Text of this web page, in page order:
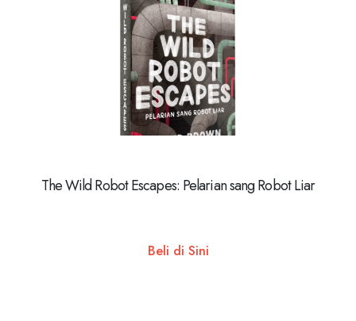
The Wild Robot Escapes: Pelarian sang Robot Liar
Beli di Sini